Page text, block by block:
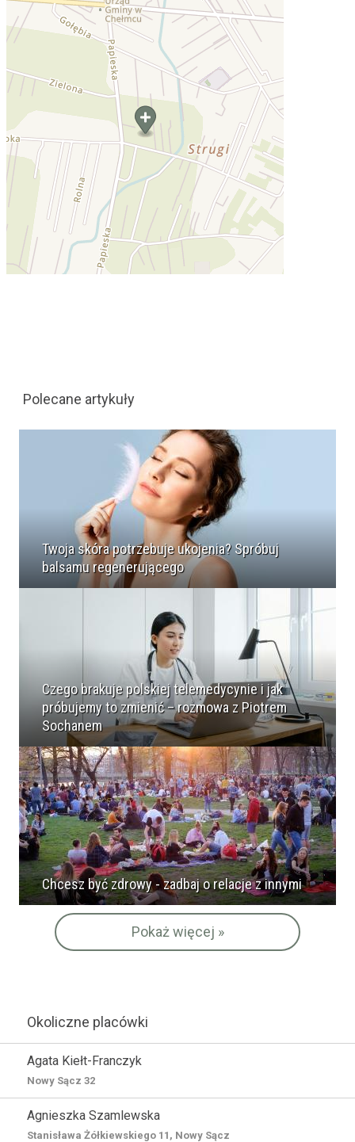
Polecane artykuły
Twoja skóra potrzebuje ukojenia? Spróbuj
balsamu regenerującego
Czego brakuje polskiej telemedycynie i jak
próbujemy to zmienić – rozmowa z Piotrem
Sochanem
Chcesz być zdrowy - zadbaj o relacje z innymi
Pokaż więcej »
Okoliczne placówki
Agata Kiełt-Franczyk
Nowy Sącz 32
Agnieszka Szamlewska
Stanisława Żółkiewskiego 11, Nowy Sącz